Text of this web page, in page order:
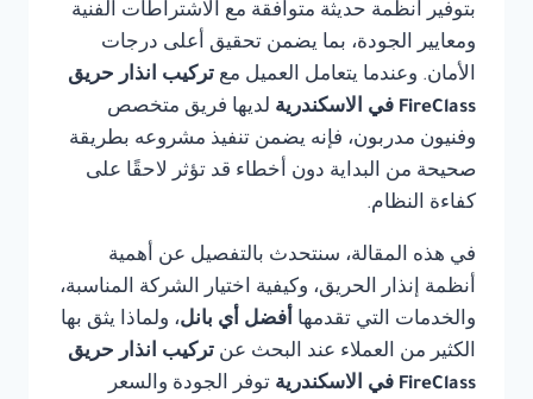
بتوفير أنظمة حديثة متوافقة مع الاشتراطات الفنية
ومعايير الجودة، بما يضمن تحقيق أعلى درجات
الأمان. وعندما يتعامل العميل مع تركيب انذار حريق
FireClass في الاسكندرية
لديها فريق متخصص
وفنيون مدربون، فإنه يضمن تنفيذ مشروعه بطريقة
صحيحة من البداية دون أخطاء قد تؤثر لاحقًا على
كفاءة النظام.
في هذه المقالة، سنتحدث بالتفصيل عن أهمية
أنظمة إنذار الحريق، وكيفية اختيار الشركة المناسبة،
والخدمات التي تقدمها أفضل أي بانل، ولماذا يثق بها
الكثير من العملاء عند البحث عن تركيب انذار حريق
FireClass في الاسكندرية
توفر الجودة والسعر